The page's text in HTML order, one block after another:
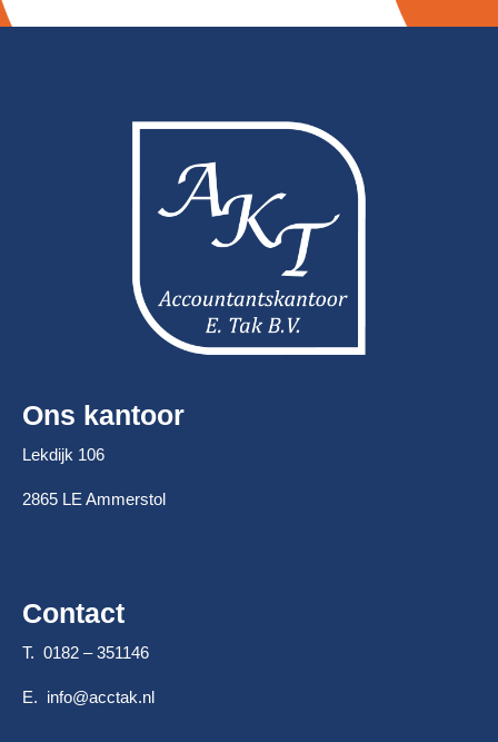
Ons kantoor
Lekdijk 106
2865 LE Ammerstol
Contact
T. 0182 – 351146
E. info@acctak.nl